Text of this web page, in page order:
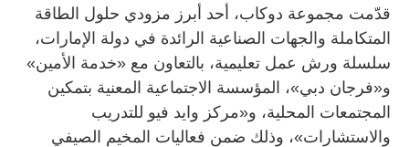
قدّمت مجموعة دوكاب، أحد أبرز مزودي حلول الطاقة
المتكاملة والجهات الصناعية الرائدة في دولة الإمارات،
سلسلة ورش عمل تعليمية، بالتعاون مع «خدمة الأمين»
و«فرجان دبي»، المؤسسة الاجتماعية المعنية بتمكين
المجتمعات المحلية، و«مركز وايد فيو للتدريب
والاستشارات»، وذلك ضمن فعاليات المخيم الصيفي